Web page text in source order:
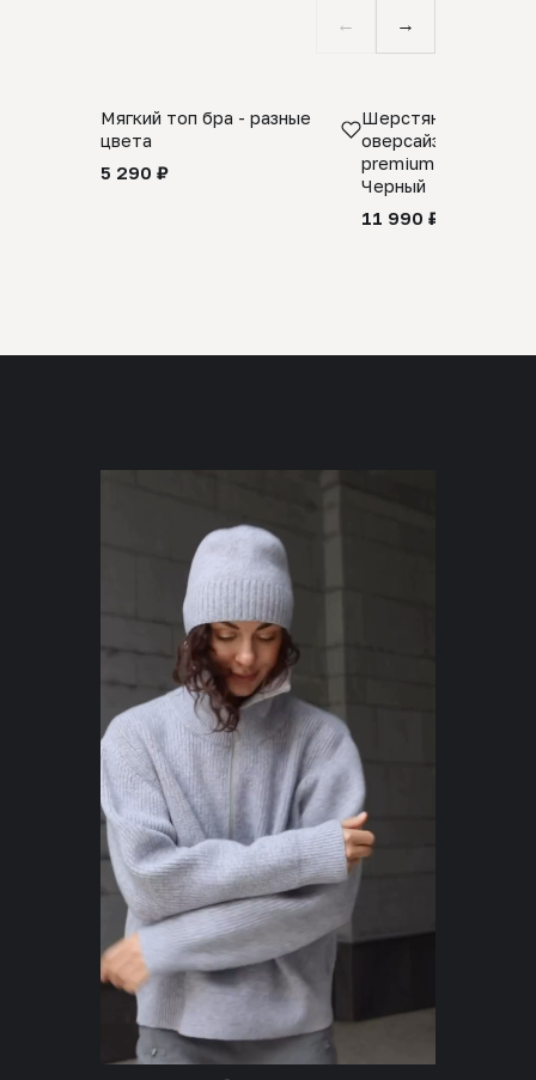
← →
Мягкий топ бра - разные
цвета
5 290 ₽
Шерстяной свитер
оверсайз 100%
premium merino
Черный
11 990 ₽